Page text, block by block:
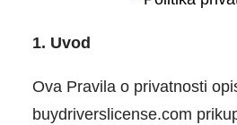
1. Uvod
Ova Pravila o privatnosti
buydriverslicense.com